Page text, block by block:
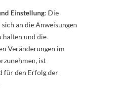
Einstellung: Die
an die Anweisungen
halten und die
Veränderungen im
ist
für den Erfolg der